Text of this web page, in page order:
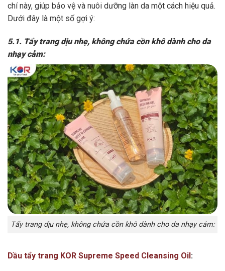
chí này, giúp bảo vệ và nuôi dưỡng làn da một cách hiệu quả.
Dưới đây là một số gợi ý:
5.1. Tẩy trang dịu nhẹ, không chứa cồn khô dành cho da
nhạy cảm:
Tẩy trang dịu nhẹ, không chứa cồn khô dành cho da nhạy cảm:
Dầu tẩy trang KOR Supreme Speed Cleansing Oil: